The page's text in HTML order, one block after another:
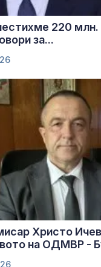
220 млн.
за...
Христо
на ОДМВР -